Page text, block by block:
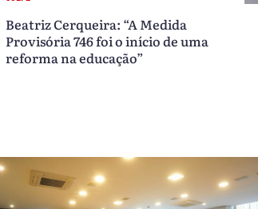
Beatriz Cerqueira: “A Medida
Provisória 746 foi o início de uma
reforma na educação”